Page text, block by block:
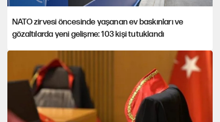
NATO zirvesi öncesinde yaşanan ev baskınları ve
gözaltılarda yeni gelişme: 103 kişi tutuklandı